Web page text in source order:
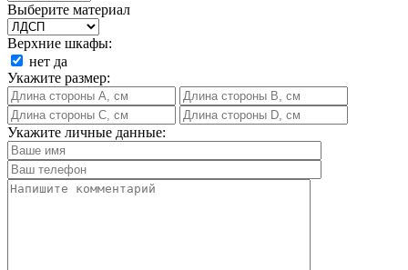
Выберите материал
Верхние шкафы:
нет да
Укажите размер:
Укажите личные данные: